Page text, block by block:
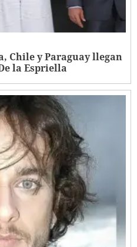
Chile y Paraguay llegan
la Espriella